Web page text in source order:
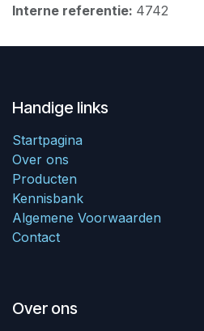
Interne referentie: 4742
Handige links
Startpagina
Over ons
Producten
Kennisbank
Algemene Voorwaarden
Contact
Over ons